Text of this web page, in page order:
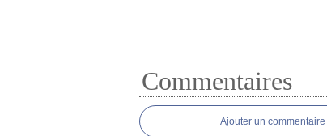
Commentaires
Ajouter un commentaire